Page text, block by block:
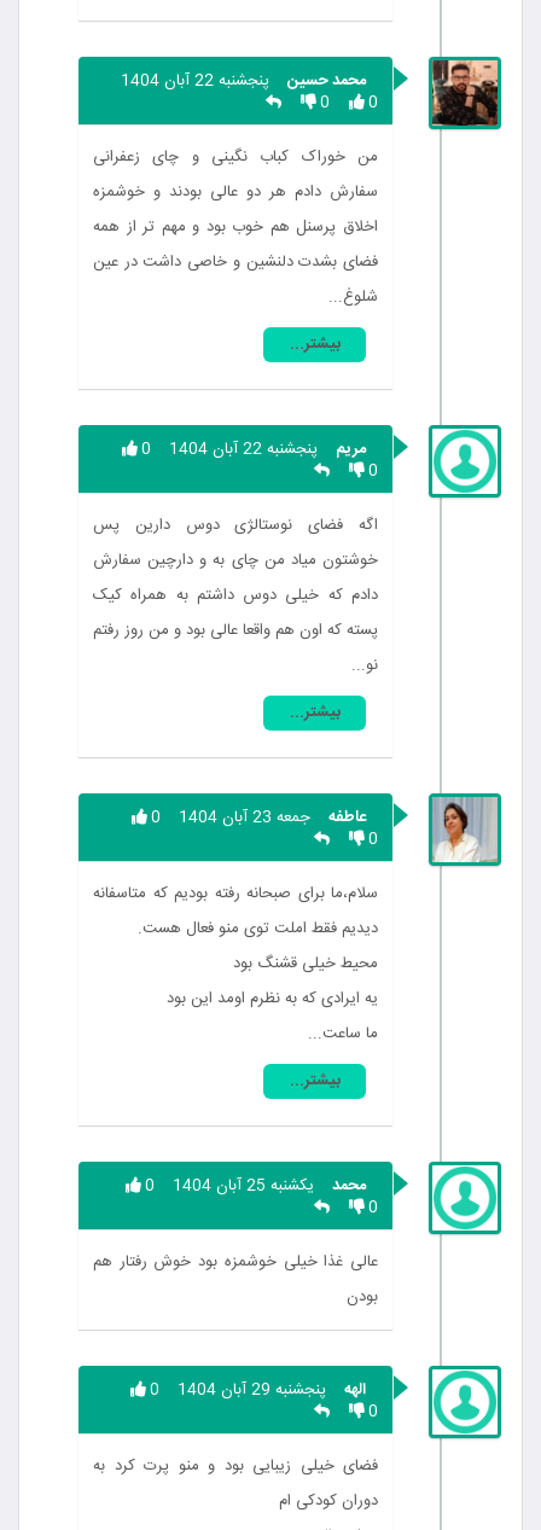
محمد حسین
پنجشنبه 22 آبان 1404
0
0
من خوراک کباب نگینی و چای زعفرانی
سفارش دادم هر دو عالی بودند و خوشمزه
اخلاق پرسنل هم خوب بود و مهم تر از همه
فضای بشدت دلنشین و خاصی داشت در عین
شلوغ...
بیشتر...
مریم پنجشنبه 22 آبان 1404
0
0
اگه فضای نوستالژی دوس دارین پس
خوشتون میاد من چای به و دارچین سفارش
دادم که خیلی دوس داشتم به همراه کیک
پسته که اون هم واقعا عالی بود و من روز رفتم
نو...
بیشتر...
عاطفه جمعه 23 آبان 1404
0
0
سلام،ما برای صبحانه رفته بودیم که متاسفانه
دیدیم فقط املت توی منو فعال هست.
محیط خیلی قشنگ بود
یه ایرادی که به نظرم اومد این بود
ما ساعت...
بیشتر...
محمد یکشنبه 25 آبان 1404
0
0
عالی غذا خیلی خوشمزه بود خوش رفتار هم
بودن
الهه پنجشنبه 29 آبان 1404
0
0
فضای خیلی زیبایی بود و منو پرت کرد به
دوران کودکی ام